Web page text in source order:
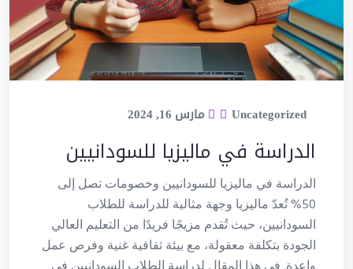
Uncategorized مارس 16, 2024
الدراسة في ماليزيا للسودانيين
الدراسة في ماليزيا للسودانيين وخصومات تصل إلى
50% تُعدّ ماليزيا وجهة مثالية للدراسة للطلاب
السودانيين، حيث تُقدم مزيجًا فريدًا من التعليم العالي
الجودة بتكلفة معقولة، مع بيئة ثقافية غنية وفرص عمل